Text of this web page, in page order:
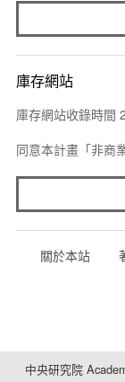
庫存網站
庫存網站收錄時間
同意本計畫「非商
關於本站
中央研究院